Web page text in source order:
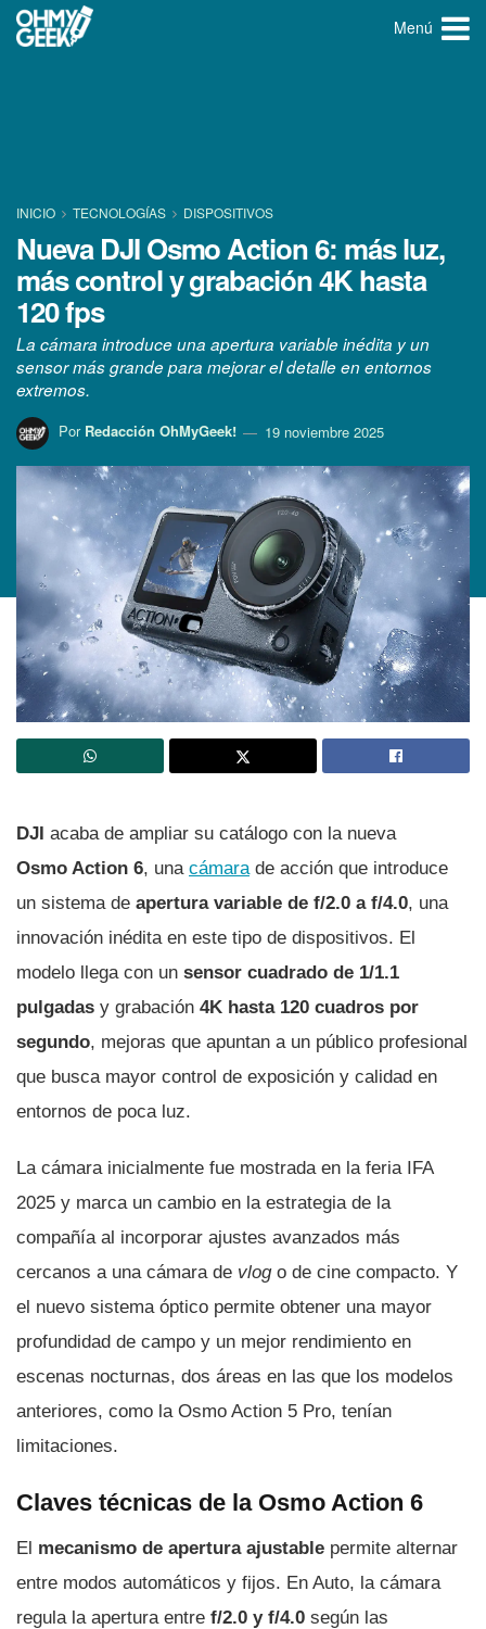
Menú
INICIO TECNOLOGÍ­AS DISPOSITIVOS
Nueva DJI Osmo Action 6: más luz,
más control y grabación 4K hasta
120 fps
La cámara introduce una apertura variable inédita y un
sensor más grande para mejorar el detalle en entornos
extremos.
Por Redacción OhMyGeek! 19 noviembre 2025
DJI acaba de ampliar su catálogo con la nueva
Osmo Action 6, una cámara de acción que introduce
un sistema de apertura variable de f/2.0 a f/4.0, una
innovación inédita en este tipo de dispositivos. El
modelo llega con un sensor cuadrado de 1/1.1
pulgadas y grabación 4K hasta 120 cuadros por
segundo, mejoras que apuntan a un público profesional
que busca mayor control de exposición y calidad en
entornos de poca luz.
La cámara inicialmente fue mostrada en la feria IFA
2025 y marca un cambio en la estrategia de la
compañía al incorporar ajustes avanzados más
cercanos a una cámara de vlogo de cine compacto. Y
el nuevo sistema óptico permite obtener una mayor
profundidad de campo y un mejor rendimiento en
escenas nocturnas, dos áreas en las que los modelos
anteriores, como la Osmo Action 5 Pro, tenían
limitaciones.
Claves técnicas de la Osmo Action 6
El mecanismo de apertura ajustable permite alternar
entre modos automáticos y fijos. En Auto, la cámara
regula la apertura entre f/2.0 y f/4.0 según las